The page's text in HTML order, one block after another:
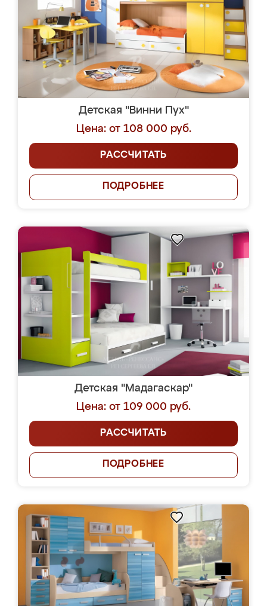
Детская "Винни Пух"
Цена: от 108 000 руб.
РАССЧИТАТЬ
ПОДРОБНЕЕ
Детская "Мадагаскар"
Цена: от 109 000 руб.
РАССЧИТАТЬ
ПОДРОБНЕЕ